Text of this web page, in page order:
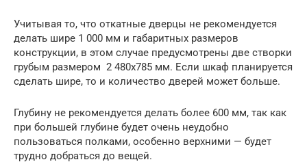
Учитывая то, что откатные дверцы не рекомендуется
делать шире 1 000 мм и габаритных размеров
конструкции, в этом случае предусмотрены две створки
грубым размером 2 480х785 мм. Если шкаф планируется
сделать шире, то и количество дверей может больше.
Глубину не рекомендуется делать более 600 мм, так как
при большей глубине будет очень неудобно
пользоваться полками, особенно верхними — будет
трудно добраться до вещей.